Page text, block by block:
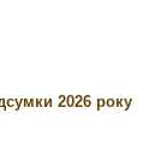
2026 року